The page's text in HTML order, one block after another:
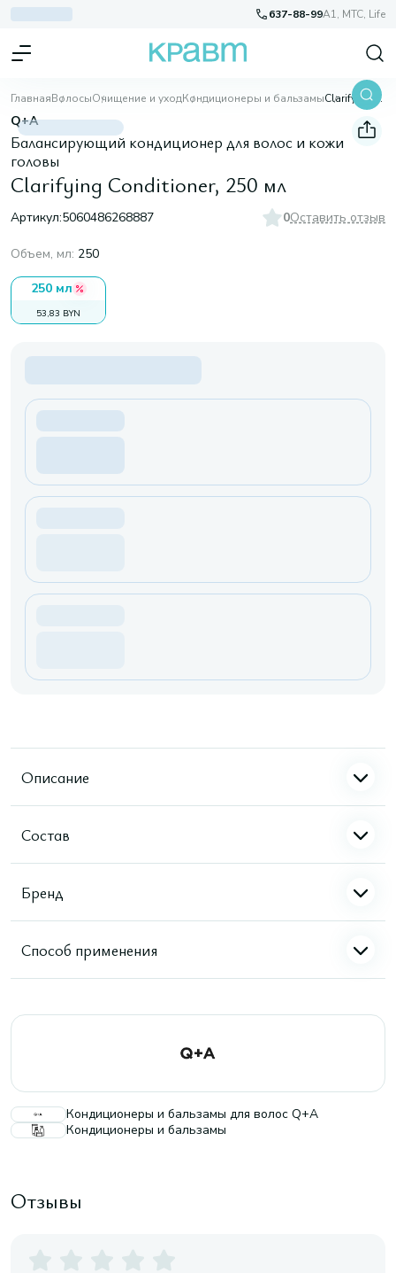
637-88-99A1, МТС, Life
ГлавнаяВолосыОчищение и уходКондиционеры и бальзамы Clarifying Conditioner, 250 мл
Q+A
Балансирующий кондиционер для волос и кожи
головы
Clarifying Conditioner, 250 мл
Артикул:5060486268887 0Оставить отзыв
Объем, мл: 250
250 мл
53,83 BYN
Описание
Состав
Бренд
Способ применения
Кондиционеры и бальзамы для волос Q+A
Кондиционеры и бальзамы
Отзывы